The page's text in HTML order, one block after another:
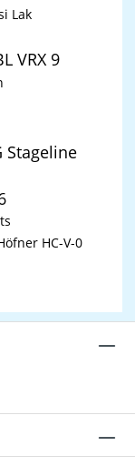
Lak
VRX 9
Stageline
HC-V-0